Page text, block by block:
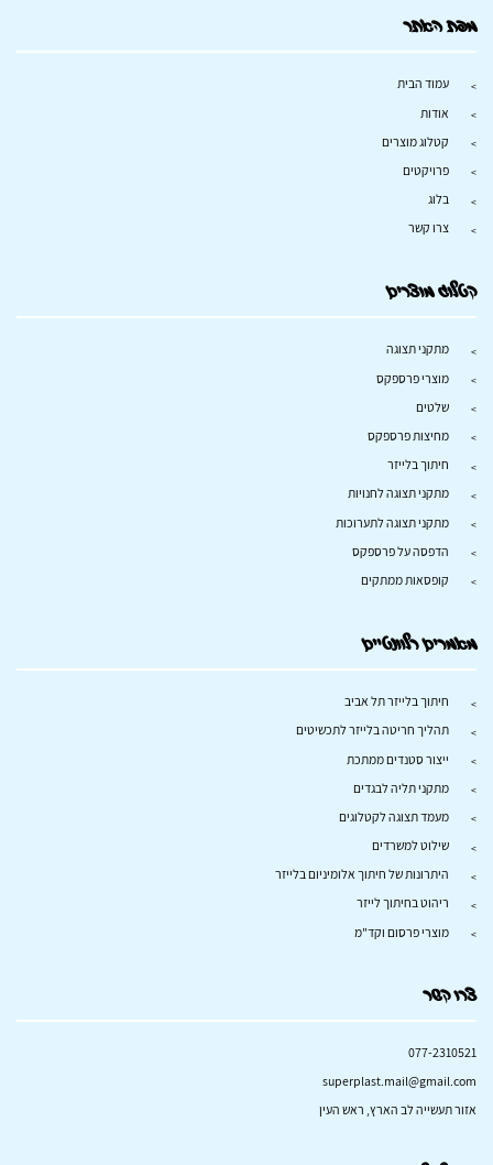
מפת האתר
עמוד הבית
אודות
קטלוג מוצרים
פרויקטים
בלוג
צרו קשר
קטלוג מוצרים
מתקני תצוגה
מוצרי פרספקס
שלטים
מחיצות פרספקס
חיתוך בלייזר
מתקני תצוגה לחנויות
מתקני תצוגה לתערוכות
הדפסה על פרספקס
קופסאות ממתקים
מאמרים רלוונטיים
חיתוך בלייזר תל אביב
תהליך חריטה בלייזר לתכשיטים
ייצור סטנדים ממתכת
מתקני תליה לבגדים
מעמד תצוגה לקטלוגים
שילוט למשרדים
היתרונות של חיתוך אלומיניום בלייזר
ריהוט בחיתוך לייזר
מוצרי פרסום וקד"מ
צרו קשר
077-2310521
superplast.mail@gmail.com
אזור תעשייה לב הארץ, ראש העין